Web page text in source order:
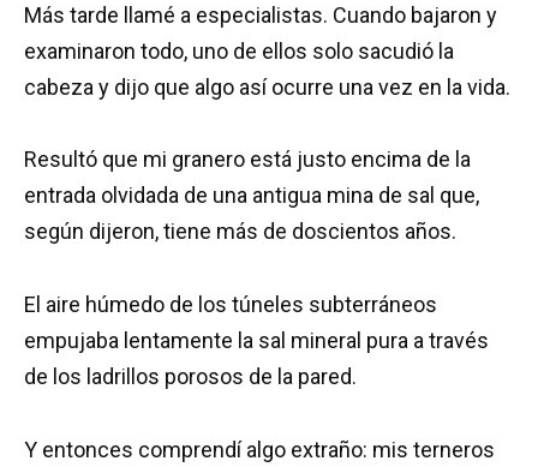
Más tarde llamé a especialistas. Cuando bajaron y
examinaron todo, uno de ellos solo sacudió la
cabeza y dijo que algo así ocurre una vez en la vida.
Resultó que mi granero está justo encima de la
entrada olvidada de una antigua mina de sal que,
según dijeron, tiene más de doscientos años.
El aire húmedo de los túneles subterráneos
empujaba lentamente la sal mineral pura a través
de los ladrillos porosos de la pared.
Y entonces comprendí algo extraño: mis terneros